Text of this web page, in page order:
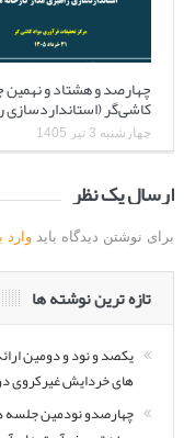
چهارصد و هشتاد و
کاشی‌گر (استانداردسازی
چهارشنبه 3 تیر 1405
ارسال یک نظر
برای نوشتن دیدگاه باید وارد
تازه ترین نوشته ها
یکصد و نود و دومین
های خردایش غیرکروی
چهارصدو نودمین جلسه